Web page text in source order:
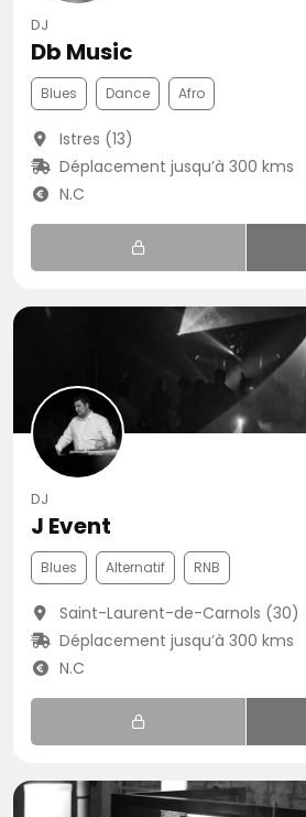
DJ
Db Music
Blues Dance Afro
Istres (13)
Déplacement jusqu’à 300 kms
N.C
DJ
J Event
Blues Alternatif RNB
Saint-Laurent-de-Carnols (30)
Déplacement jusqu’à 300 kms
N.C